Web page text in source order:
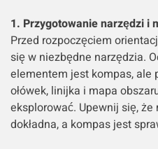
1. Przygotowanie narzędzi i
Przed rozpoczęciem
się w niezbędne narzędzia.
elementem jest kompas, ale
ołówek, linijka i mapa
eksplorować. Upewnij się,
dokładna, a kompas jest